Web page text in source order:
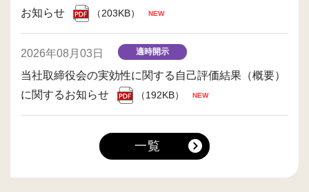
一覧
お知らせ
（203KB）
2026年08月03日 適時開示
当社取締役会の実効性に関する自己評価結果（概要）
に関するお知らせ
（192KB）